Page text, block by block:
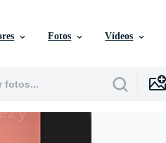
Fotos Vídeos